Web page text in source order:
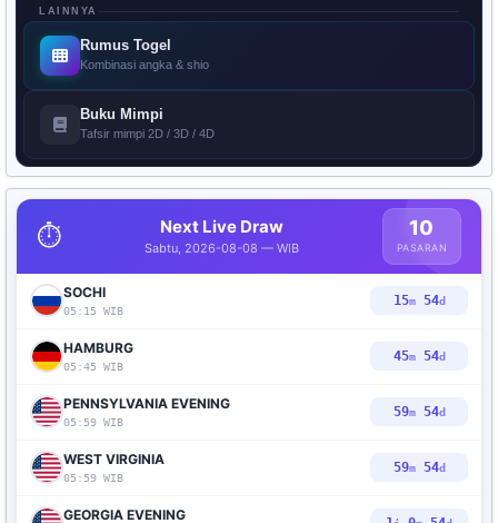
LAINNYA
Rumus Togel
Kombinasi angka & shio
Buku Mimpi
Tafsir mimpi 2D / 3D / 4D
⏱️ Next Live Draw
Sabtu, 2026-08-08 — WIB
10
PASARAN
SOCHI
05:15 WIB
15m53d
HAMBURG
05:45 WIB
45m53d
PENNSYLVANIA EVENING
05:59 WIB
59m53d
WEST VIRGINIA
05:59 WIB
59m53d
GEORGIA EVENING